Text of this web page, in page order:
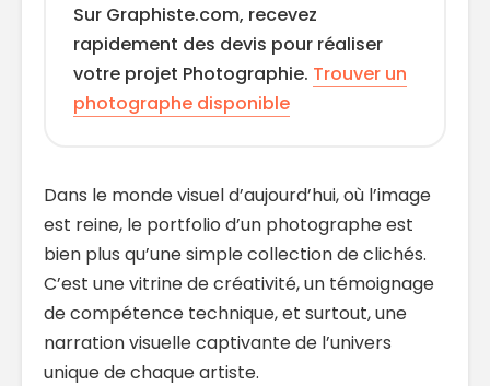
Sur Graphiste.com, recevez
rapidement des devis pour réaliser
votre projet Photographie. Trouver un
photographe disponible
Dans le monde visuel d’aujourd’hui, où l’image
est reine, le portfolio d’un photographe est
bien plus qu’une simple collection de clichés.
C’est une vitrine de créativité, un témoignage
de compétence technique, et surtout, une
narration visuelle captivante de l’univers
unique de chaque artiste.